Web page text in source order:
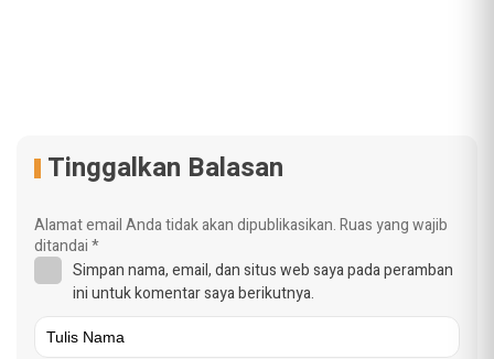
Tinggalkan Balasan
Alamat email Anda tidak akan dipublikasikan.Ruas yang wajib
ditandai*
Simpan nama, email, dan situs web saya pada peramban
ini untuk komentar saya berikutnya.